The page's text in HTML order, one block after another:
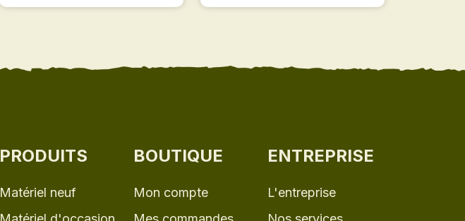
PRODUITS
Matériel neuf
BOUTIQUE
Mon compte
ENTREPRISE
L'entreprise